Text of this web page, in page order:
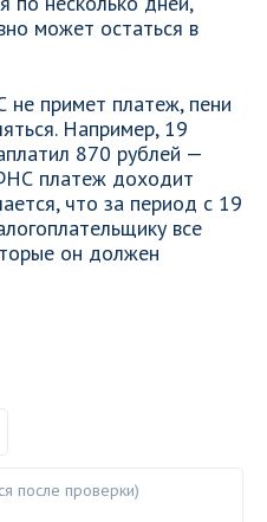
может остаться в
примет платеж, пени
Например, 19
870 рублей —
платеж доходит
что за период с 19
все
он должен